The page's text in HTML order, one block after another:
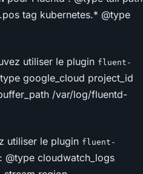
tag kubernetes.* @type
utiliser le plugin fluent-
google_cloud project_id
/var/log/fluentd-
utiliser le plugin fluent-
: @type cloudwatch_logs